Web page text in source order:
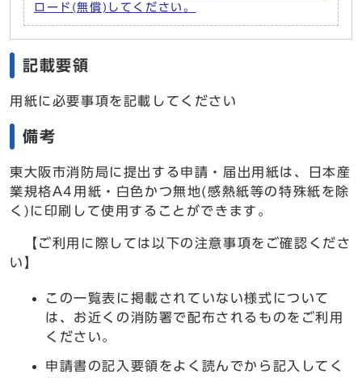
ロード(無償)してください。
記載要領
用紙に必要事項を記載してください
備考
東大阪市消防局に提出する申請・届出用紙は、日本産
業規格A4用紙・白色かつ無地(感熱紙等の特殊紙を除
く)に印刷して使用することができます。
【ご利用に際しては以下の注意事項をご確認くださ
い】
この一覧表に掲載されていない様式について
は、お近くの消防署で配布されるものをご利用
ください。
申請書の記入要領をよく読んでから記入してく